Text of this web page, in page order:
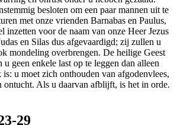
besloten om een paar mannen uit te
met onze vrienden Barnabas en Paulus,
inzetten voor de naam van onze Heer Jezus
en Silas dus afgevaardigd; zij zullen u
mondeling overbrengen. De heilige Geest
geen enkele last op te leggen dan alleen
u moet zich onthouden van afgodenvlees,
ontucht. Als u daarvan afblijft, is het in orde.
29